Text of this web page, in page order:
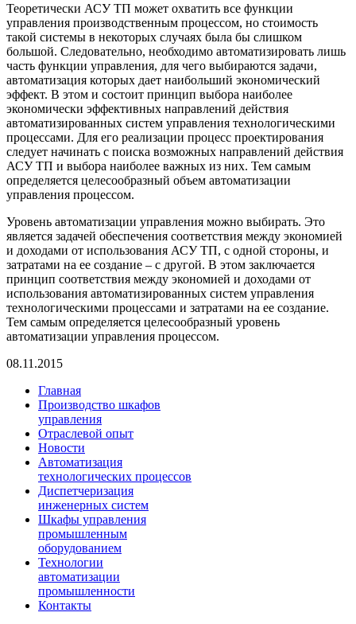
Теоретически АСУ ТП может охватить все функции
управления производственным процессом, но стоимость
такой системы в некоторых случаях была бы слишком
большой. Следовательно, необходимо автоматизировать лишь
часть функции управления, для чего выбираются задачи,
автоматизация которых дает наибольший экономический
эффект. В этом и состоит принцип выбора наиболее
экономически эффективных направлений действия
автоматизированных систем управления технологическими
процессами. Для его реализации процесс проектирования
следует начинать с поиска возможных направлений действия
АСУ ТП и выбора наиболее важных из них. Тем самым
определяется целесообразный объем автоматизации
управления процессом.
Уровень автоматизации управления можно выбирать. Это
является задачей обеспечения соответствия между экономией
и доходами от использования АСУ ТП, с одной стороны, и
затратами на ее создание – с другой. В этом заключается
принцип соответствия между экономией и доходами от
использования автоматизированных систем управления
технологическими процессами и затратами на ее создание.
Тем самым определяется целесообразный уровень
автоматизации управления процессом.
08.11.2015
Главная
Производство шкафов
управления
Отраслевой опыт
Новости
Автоматизация
технологических процессов
Диспетчеризация
инженерных систем
Шкафы управления
промышленным
оборудованием
Технологии
автоматизации
промышленности
Контакты